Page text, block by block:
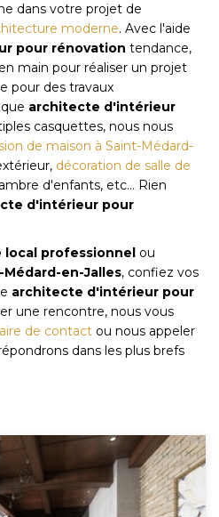
dans votre projet de
moderne. Avec l'aide
pour rénovation tendance,
main pour réaliser un projet
pour des travaux
architecte d'intérieur
casquettes, nous nous
de maison à Saint-Médard-
décoration de salle de
d'enfants, etc... Rien
d'intérieur pour
local professionnel ou
Médard-en-Jalles, confiez vos
architecte d'intérieur pour
une rencontre, nous vous
de contact ou nous appeler
dans les plus brefs